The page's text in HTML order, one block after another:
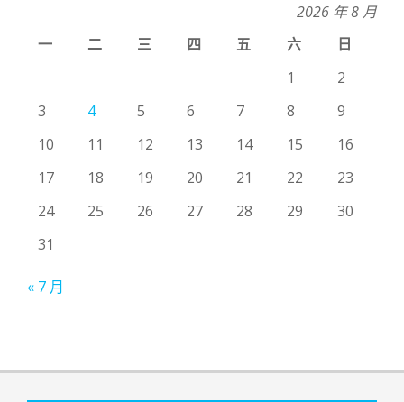
2026 年 8 月
一
二 三 四 五 六
日
1
2
3
4 5 6 7 8
9
10
11 12 13 14 15
16
17
18 19 20 21 22
23
24
25 26 27 28 29
30
31
« 7 月